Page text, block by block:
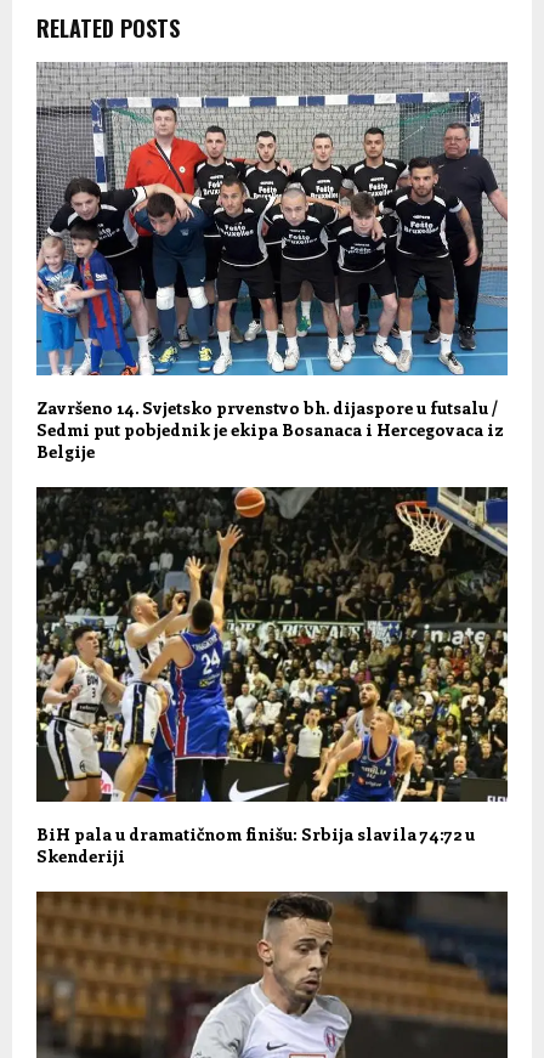
RELATED POSTS
Završeno 14. Svjetsko prvenstvo bh. dijaspore u futsalu /
Sedmi put pobjednik je ekipa Bosanaca i Hercegovaca iz
Belgije
BiH pala u dramatičnom finišu: Srbija slavila 74:72 u
Skenderiji